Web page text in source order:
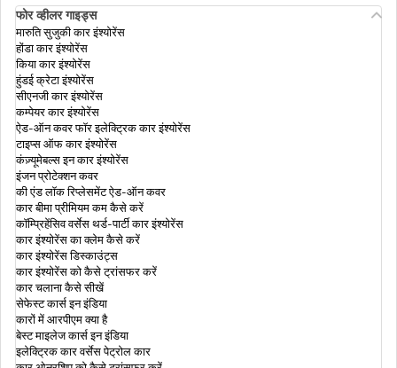
आधार में बायोमेट्रिक अनलॉक
आधार अपडेट के इतिहास की जांच कैसे करे
आधार कार्ड वेरिफ़िकेशन
कैसे पता करें कि कौन सा मोबाइल नंबर आधार से लिंक है
फोर व्हीलर गाइड्स
मारुति सुजुकी कार इंश्योरेंस
होंडा कार इंश्योरेंस
किया कार इंश्योरेंस
हुंडई क्रेटा इंश्योरेंस
सीएनजी कार इंश्योरेंस
कम्पेयर कार इंश्योरेंस
ऐड-ऑन कवर फॉर इलेक्ट्रिक कार इंश्योरेंस
टाइप्स ऑफ कार इंश्योरेंस
कंज़्यूमेबल्स इन कार इंश्योरेंस
इंजन प्रोटेक्शन कवर
की एंड लॉक रिप्लेसमेंट ऐड-ऑन कवर
कार बीमा प्रीमियम कम कैसे करें
कॉम्प्रिहेंसिव वर्सेस थर्ड-पार्टी कार इंश्योरेंस
कार इंश्योरेंस का क्लेम कैसे करें
कार इंश्योरेंस डिस्काउंट्स
कार इंश्योरेंस को कैसे ट्रांसफर करें
कार चलाना कैसे सीखें
सेफेस्ट कार्स इन इंडिया
कारों में आरपीएम क्या है
बेस्ट माइलेज कार्स इन इंडिया
इलेक्ट्रिक कार वर्सेस पेट्रोल कार